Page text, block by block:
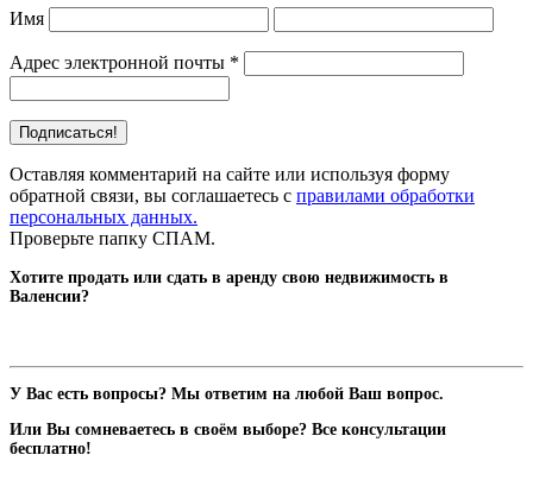
Имя
Адрес электронной почты *
Оставляя комментарий на сайте или используя форму
обратной связи, вы соглашаетесь с правилами обработки
персональных данных.
Проверьте папку СПАМ.
Хотите продать или сдать в аренду свою недвижимость в
Валенсии?
У Вас есть вопросы? Мы ответим на любой Ваш вопрос.
Или Вы сомневаетесь в своём выборе? Все консультации
бесплатно!